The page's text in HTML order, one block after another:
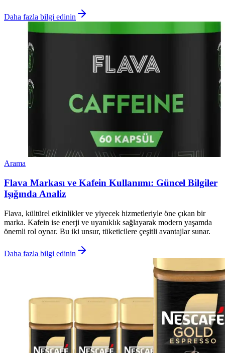
Daha fazla bilgi edinin
Arama
Flava Markası ve Kafein Kullanımı: Güncel Bilgiler
Işığında Analiz
Flava, kültürel etkinlikler ve yiyecek hizmetleriyle öne çıkan bir
marka. Kafein ise enerji ve uyanıklık sağlayarak modern yaşamda
önemli rol oynar. Bu iki unsur, tüketicilere çeşitli avantajlar sunar.
Daha fazla bilgi edinin